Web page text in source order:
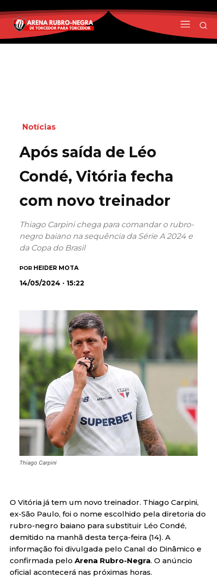
Notícias
Após saída de Léo
Condé, Vitória fecha
com novo treinador
Thiago Carpini chega para comandar o rubro-
negro baiano na sequência da Série A 2024 e
da Copa do Brasil
POR HEIDER MOTA
14/05/2024 · 15:22
Thiago Carpini
O Vitória já tem um novo treinador. Thiago Carpini,
ex-São Paulo, foi o nome escolhido pela diretoria do
rubro-negro baiano para substituir Léo Condé,
demitido na manhã desta terça-feira (14). A
informação foi divulgada pelo Canal do Dinâmico e
confirmada pelo Arena Rubro-Negra. O anúncio
oficial acontecerá nas próximas horas.